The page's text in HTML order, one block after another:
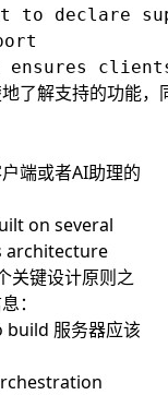
to declare
端或者AI助理的
on several
architecture
关键设计原则之
：
服务器应该